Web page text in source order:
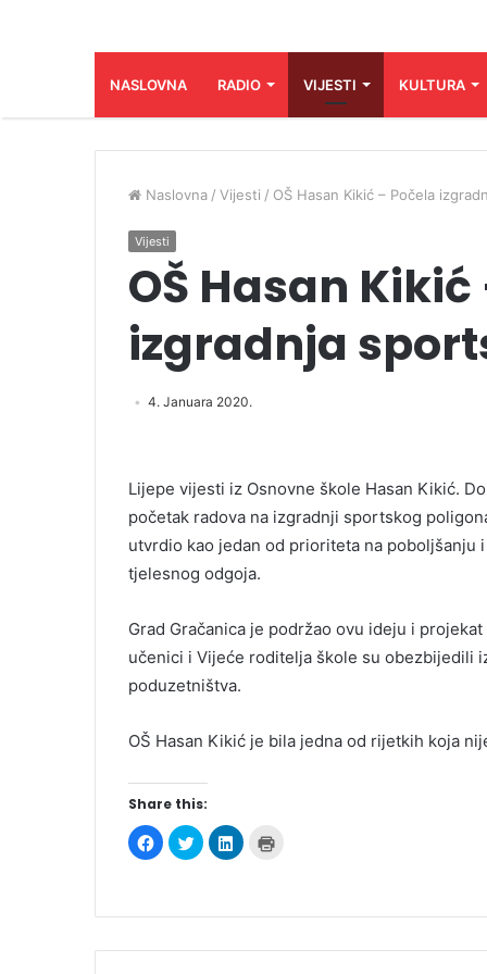
NASLOVNA RADIO VIJESTI KULTURA
Naslovna / Vijesti / OŠ Hasan Kikić – Počela
Vijesti
OŠ Hasan
izgradnja
4. Januara 2020.
Lijepe vijesti iz Osnovne škole Hasan Kikić.
početak radova na izgradnji sportskog
utvrdio kao jedan od prioriteta na poboljšanju
tjelesnog odgoja.
Grad Gračanica je podržao ovu ideju i
učenici i Vijeće roditelja škole su obezbijedili
poduzetništva.
OŠ Hasan Kikić je bila jedna od rijetkih koja
Share this:
C
l
o
a
C
l
o
a
C
l
o
a
o
i